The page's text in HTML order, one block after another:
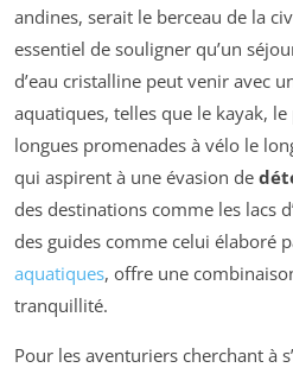
andines, serait le berceau de la
essentiel de souligner qu’un
d’eau cristalline peut venir avec
aquatiques, telles que le kayak,
longues promenades à vélo le
qui aspirent à une évasion de
des destinations comme les lacs
des guides comme celui élaboré
aquatiques, offre une
tranquillité.
Pour les aventuriers cherchant à